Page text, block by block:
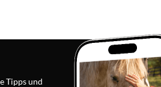
Tipps und